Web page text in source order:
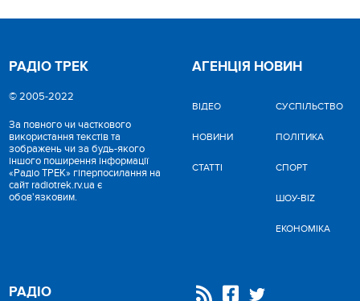
РАДІО ТРЕК
© 2005-2022
За повного чи часткового
використання текстів та
зображень чи за будь-якого
іншого поширення інформації
«Радіо ТРЕК» гіперпосилання на
сайт radiotrek.rv.ua є
обов'язковим.
АГЕНЦІЯ НОВИН
ВІДЕО
НОВИНИ
СТАТТІ
CУСПІЛЬСТВО
ПОЛІТИКА
СПОРТ
ШОУ-BIZ
ЕКОНОМІКА
РАДІО